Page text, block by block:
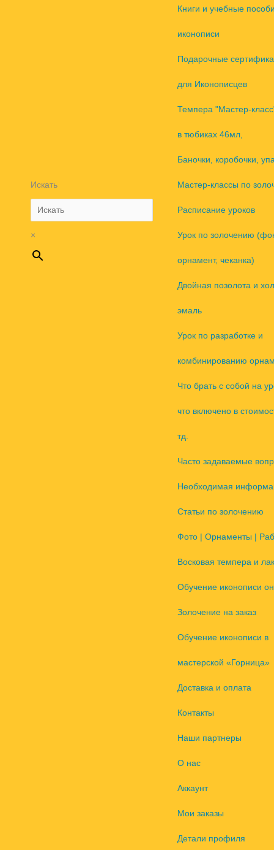
Искать
×
Книги и учебные
иконописи
Подарочные
для Иконописцев
Темпера "Мастер-
в тюбиках 46мл,
Баночки, коробочки,
Мастер-классы по
Расписание уроков
Урок по золочению
орнамент, чеканка)
Двойная позолота и
эмаль
Урок по разработке и
комбинированию
Что брать с собой на
что включено в
тд.
Часто задаваемые
Необходимая
Статьи по золочению
Фото | Орнаменты |
Восковая темпера и лак
Обучение иконописи
Золочение на заказ
Обучение иконописи в
мастерской «Горница»
Доставка и оплата
Контакты
Наши партнеры
О нас
Аккаунт
Мои заказы
Детали профиля